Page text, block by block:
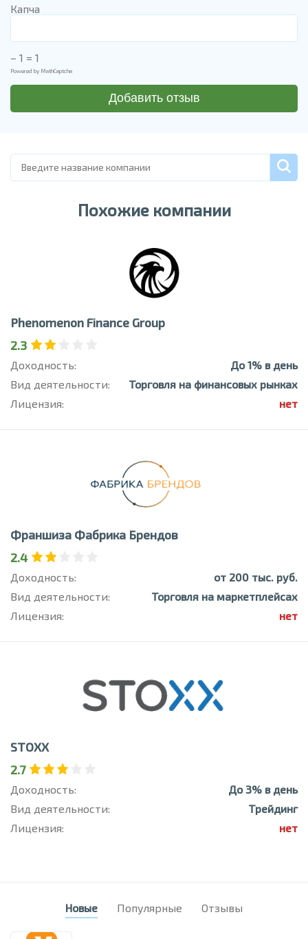
Капча
− 1 = 1
Powered by MathCaptcha
Похожие компании
Phenomenon Finance Group
2.3
Доходность:
До 1% в день
Вид деятельности:
Торговля на финансовых рынках
Лицензия:
нет
Франшиза Фабрика Брендов
2.4
Доходность:
от 200 тыс. руб.
Вид деятельности:
Торговля на маркетплейсах
Лицензия:
нет
STOXX
2.7
Доходность:
До 3% в день
Вид деятельности:
Трейдинг
Лицензия:
нет
Новые Популярные Отзывы